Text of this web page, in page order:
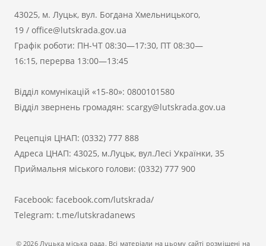
43025, м. Луцьк, вул. Богдана Хмельницького,
19 / office@lutskrada.gov.ua
Графік роботи: ПН-ЧТ 08:30—17:30, ПТ 08:30—
16:15, перерва 13:00—13:45
Відділ комунікацій «15-80»: 0800101580
Відділ звернень громадян: scargy@lutskrada.gov.ua
Рецепція ЦНАП: (0332) 777 888
Адреса ЦНАП: 43025, м.Луцьк, вул.Лесі Українки, 35
Приймальня міського голови: (0332) 777 900
Facebook: facebook.com/lutskrada/
Telegram: t.me/lutskradanews
© 2026 Луцька міська рада. Всі матеріали на цьому сайті розміщені на